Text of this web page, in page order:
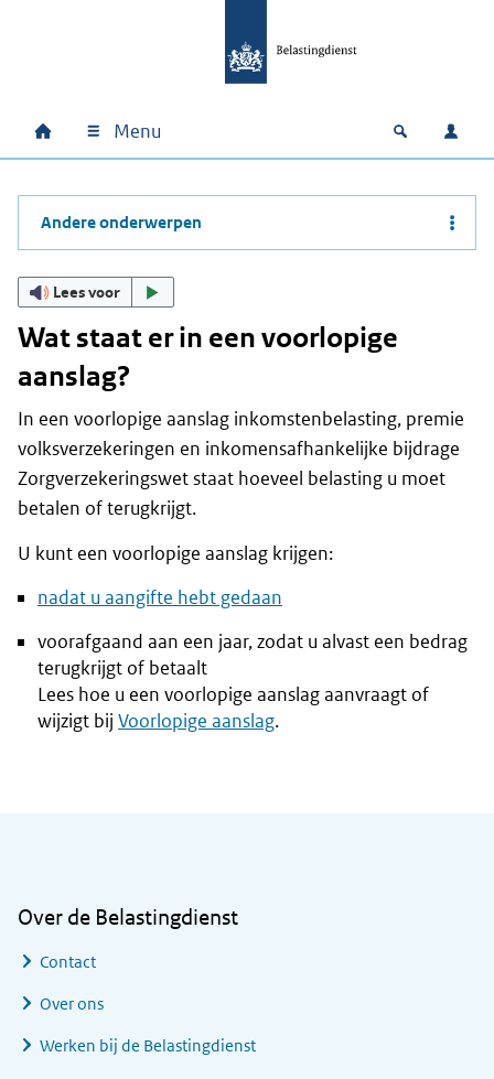
Hoofdnavigatie
Home Menu Open
Andere onderwerpen
Lees voor
Wat staat er in een voorlopige
aanslag?
In een voorlopige aanslag inkomstenbelasting, premie
volksverzekeringen en inkomensafhankelijke bijdrage
Zorgverzekeringswet staat hoeveel belasting u moet
betalen of terugkrijgt.
U kunt een voorlopige aanslag krijgen:
nadat u aangifte hebt gedaan
voorafgaand aan een jaar, zodat u alvast een bedrag
terugkrijgt of betaalt
Lees hoe u een voorlopige aanslag aanvraagt of
wijzigt bij Voorlopige aanslag.
Over de Belastingdienst
Contact
Over ons
Werken bij de Belastingdienst